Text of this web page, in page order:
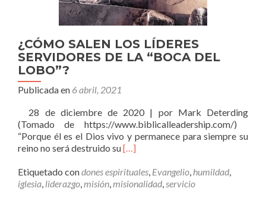
¿CÓMO SALEN LOS LÍDERES
SERVIDORES DE LA “BOCA DEL
LOBO”?
Publicada en 6 abril, 2021
28 de diciembre de 2020 | por Mark Deterding
(Tomado de https://www.biblicalleadership.com/)
“Porque él es el Dios vivo y permanece para siempre su
reino no será destruido suLeer
SALEN
LOS
[…]
Etiquetado condones espirituales, Evangelio, humildad,
iglesia, liderazgo,misión,misionalidad,servicio